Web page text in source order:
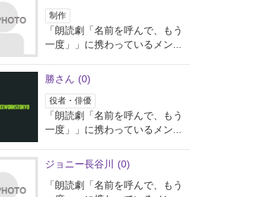
制作
「朗読劇「名前を呼んで、もう
一度」」に携わっているメン...
勝さん (0)
役者・俳優
「朗読劇「名前を呼んで、もう
一度」」に携わっているメン...
ジョニー長谷川
(0)
「朗読劇「名前を呼んで、もう